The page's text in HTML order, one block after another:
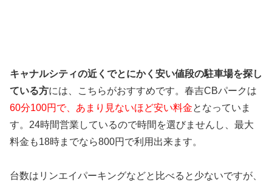
キャナルシティの近くでとにかく安い値段の駐車場を探し
ている方には、こちらがおすすめです。春吉CBパークは
60分100円で、あまり見ないほど安い料金となっていま
す。24時間営業しているので時間を選びませんし、最大
料金も18時までなら800円で利用出来ます。
台数はリンエイパーキングなどと比べると少ないですが、